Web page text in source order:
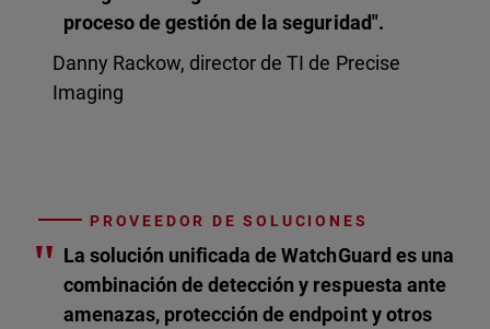
proceso de gestión de la seguridad".
Danny Rackow, director de TI de Precise
Imaging
PROVEEDOR DE SOLUCIONES
" La solución unificada de WatchGuard es una
combinación de detección y respuesta ante
amenazas, protección de endpoint y otros